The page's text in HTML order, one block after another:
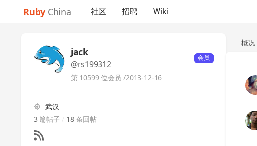
Ruby China 社区 招聘 Wiki
jack
@rs199312
会员
第 10599 位会员 /2013-12-16
武汉
3 篇帖子 / 18 条回帖
概况